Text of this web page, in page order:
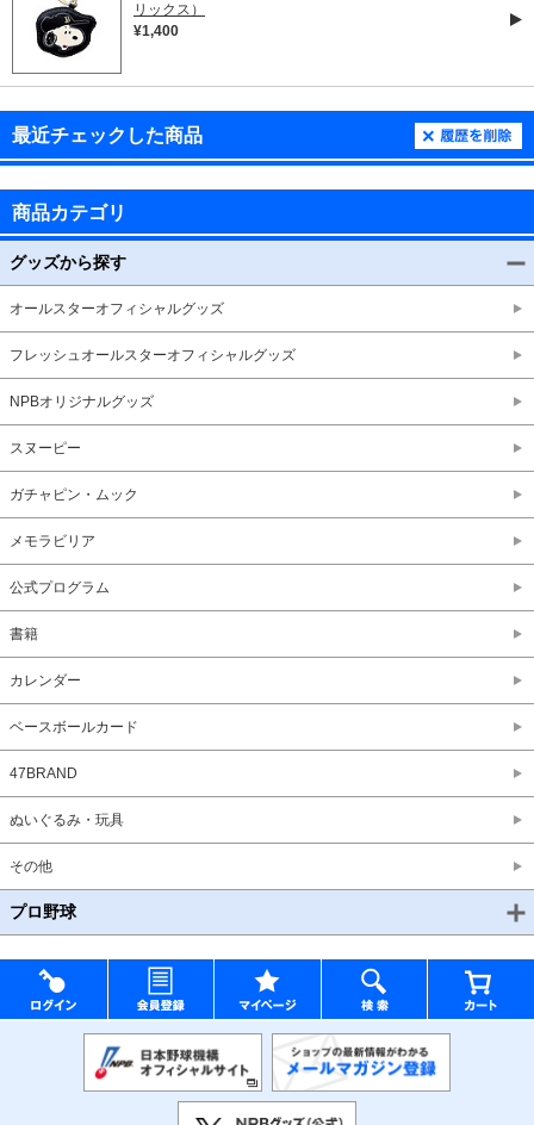
リックス）
¥1,400
最近チェックした商品
商品カテゴリ
グッズから探す
オールスターオフィシャルグッズ
フレッシュオールスターオフィシャルグッズ
NPBオリジナルグッズ
スヌーピー
ガチャピン・ムック
メモラビリア
公式プログラム
書籍
カレンダー
ベースボールカード
47BRAND
ぬいぐるみ・玩具
その他
プロ野球